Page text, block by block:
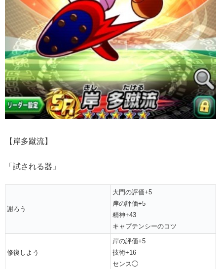
【岸多蹴流】
「試される器」
謝ろう
大門の評価+5
岸の評価+5
精神+43
キャプテンシーのコツ
修復しよう
岸の評価+5
技術+16
センス◯